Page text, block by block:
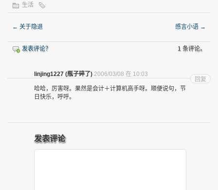
生活
← 关于隐退 感言小语 →
发表评论？ 1 条评论。
linjing1227 (瓶子碎了) 2006/03/08 在 10:03
哈哈，厉害呀。果然是会计＋计算机高手呀。顺便说句，节
日快乐，呼呼。
回复
发表评论